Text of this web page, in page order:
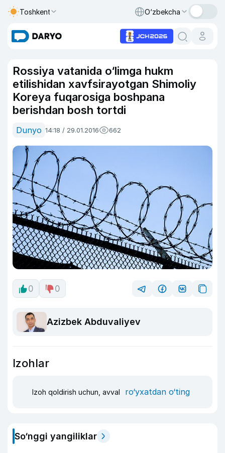
Toshkent O‘zbekcha
Rossiya vatanida o‘limga hukm
etilishidan xavfsirayotgan Shimoliy
Koreya fuqarosiga boshpana
berishdan bosh tortdi
Dunyo 14:18 / 29.01.2016 662
0 0
Azizbek Abduvaliyev
Izohlar
Izoh qoldirish uchun, avval ro‘yxatdan o‘ting
So‘nggi yangiliklar